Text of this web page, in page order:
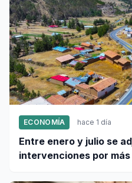
ECONOMÍA hace 1 día
Entre enero y julio se
intervenciones por